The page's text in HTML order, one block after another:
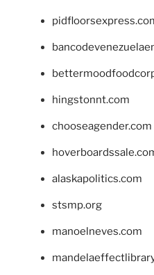
hingstonnt.com
chooseagender.com
alaskapolitics.com
stsmp.org
manoelneves.com